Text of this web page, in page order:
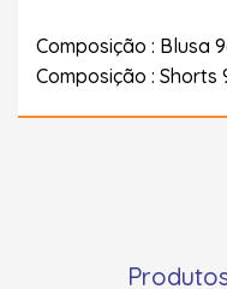
Composição : Blusa
Composição : Shorts